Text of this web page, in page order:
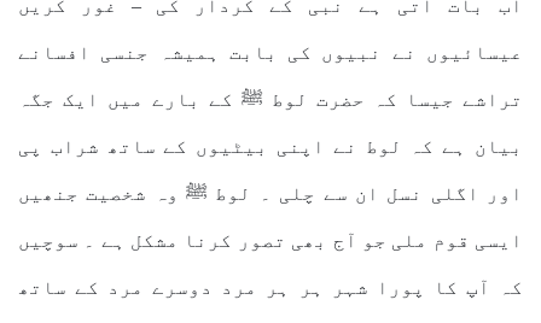
اب بات آتی ہے نبی کے کردار کی – غور کریں
عیسائیوں نے نبیوں کی بابت ہمیشہ جنسی افسانے
تراشے جیسا کہ حضرت لوط ﷺ کے بارے میں ایک جگہ
بیان ہے کہ لوط نے اپنی بیٹیوں کے ساتھ شراب پی
اور اگلی نسل ان سے چلی ۔ لوط ﷺ وہ شخصیت جنھیں
ایسی قوم ملی جو آج بھی تصور کرنا مشکل ہے ۔ سوچیں
کہ آپ کا پورا شہر ہر ہر مرد دوسرے مرد کے ساتھ